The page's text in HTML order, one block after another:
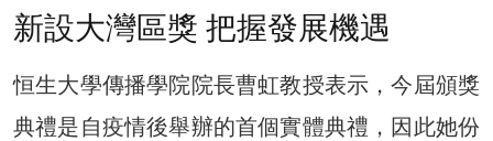
新設大灣區獎 把握發展機遇
恒生大學傳播學院院長曹虹教授表示，今屆頒獎
典禮是自疫情後舉辦的首個實體典禮，因此她份